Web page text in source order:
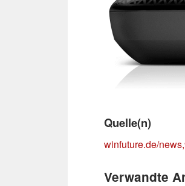
Quelle(n)
winfuture.de/
Verwandte